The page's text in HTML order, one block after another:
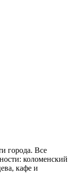
города. Все
коломенский
кафе и